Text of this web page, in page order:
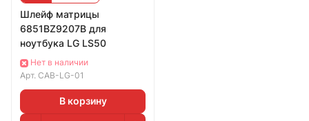
Шлейф матрицы
6851BZ9207B для
ноутбука LG LS50
Нет в наличии
Арт. CAB-LG-01
В корзину